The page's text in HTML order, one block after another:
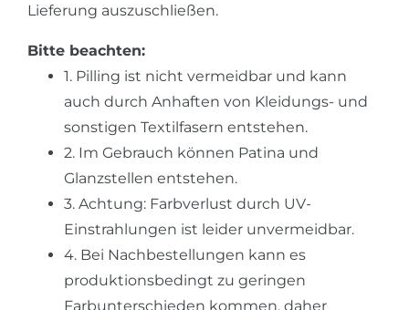
Lieferung auszuschließen.
Bitte beachten:
1. Pilling ist nicht vermeidbar und kann
auch durch Anhaften von Kleidungs- und
sonstigen Textilfasern entstehen.
2. Im Gebrauch können Patina und
Glanzstellen entstehen.
3. Achtung: Farbverlust durch UV-
Einstrahlungen ist leider unvermeidbar.
4. Bei Nachbestellungen kann es
produktionsbedingt zu geringen
Farbunterschieden kommen, daher